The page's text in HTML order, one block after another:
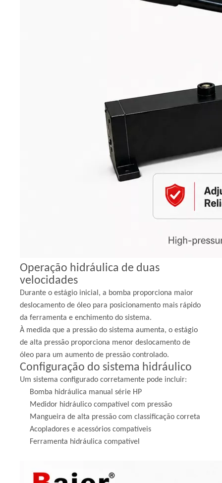
Operação hidráulica de duas
velocidades
Durante o estágio inicial, a bomba proporciona maior
deslocamento de óleo para posicionamento mais rápido
da ferramenta e enchimento do sistema.
À medida que a pressão do sistema aumenta, o estágio
de alta pressão proporciona menor deslocamento de
óleo para um aumento de pressão controlado.
Configuração do sistema hidráulico
Um sistema configurado corretamente pode incluir:
Bomba hidráulica manual série HP
Medidor hidráulico compatível com pressão
Mangueira de alta pressão com classificação correta
Acopladores e acessórios compatíveis
Ferramenta hidráulica compatível